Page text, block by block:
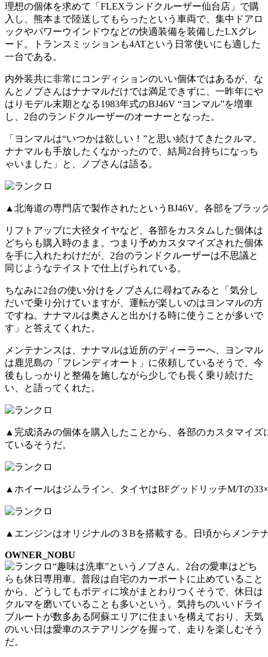
理想の個体を求めて「FLEXランドクルーザー仙台店」で購
入し、熊本まで陸送してもらったという車両で、集中ドアロ
ックやパワーウインドウなどの快適装備を装備したLXグレ
ード。トランスミッションも4ATという日常使いにも適した
一台である。
内外装共に非常にコンディションのいい個体ではあるが、な
んとノブさんはナナマルだけでは満足できずに、一昨年にや
はりモデル末期となる1983年式のBJ46V “ヨンマル”を増車
し、2台のランドクルーザーのオーナーとなった。
「ヨンマルは“いつかは欲しい！”と思い続けてきたクルマ。
ナナマルも手放したくなかったので、結局2台持ちになっち
ゃいました」と、ノブさんは語る。
▲北海道の専門店で製作されたというBJ46V。各部をブラ
リフトアップに大径タイヤなど、各部をカスタムした個体は
どちらも購入時のまま。つまり予めカスタマイズされた個体
を手に入れたわけだが、2台のランドクルーザーは不思議と
同じようなテイストで仕上げられている。
ちなみに2台の使い分けをノブさんに尋ねてみると「気分し
だいで乗り分けていますが、運転が楽しいのはヨンマルの方
ですね。ナナマルは奥さんと出かける時に使うことが多いで
す」と答えてくれた。
メンテナンスは、ナナマルは近所のディーラーへ、ヨンマル
は鹿児島の「フレンディオート」に依頼しているそうで、今
後もしっかりと整備を施しながら少しでも長く乗り続けた
い、と語ってくれた。
▲完成済みの個体を購入したことから、各部のカスタマイ
ているそうだ。
▲ホイールはジムライン、タイヤはBFグッドリッチM/Tの
▲エンジンはオリジナルの３Bを搭載する。日頃からメンテ
OWNER_NOBU
“趣味は洗車”というノブさん。2台の愛車はどち
らも休日専用車。普段は自宅のカーポートに止めていること
から、どうしてもボディに埃がまとわりつくそうで、休日は
クルマを磨いていることも多いという。気持ちのいいドライ
ブルートが数多ある阿蘇エリアに住まいを構えており、天気
のいい日は愛車のステアリングを握って、走りを楽しむそう
だ。